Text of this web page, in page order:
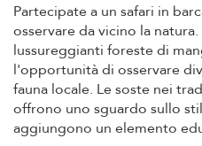
Partecipate a un safari in
osservare da vicino la
lussureggianti foreste di
l'opportunità di osservare
fauna locale. Le soste nei
offrono uno sguardo sullo
aggiungono un elemento